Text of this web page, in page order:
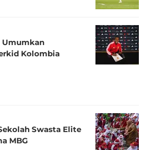
Umumkan
Kolombia
Swasta Elite
MBG